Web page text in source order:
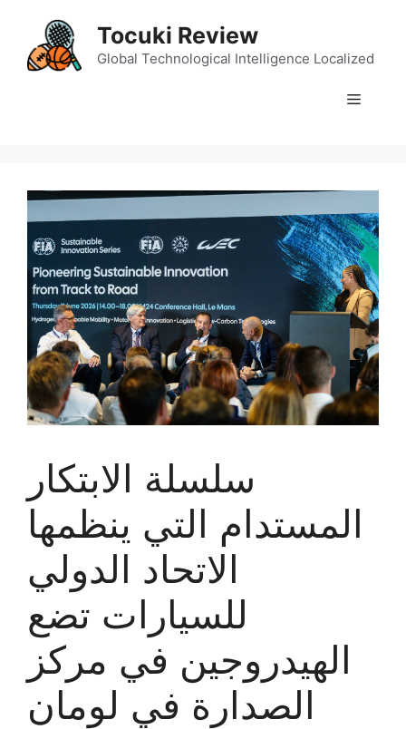
content
Tocuki Review
Global Technological Intelligence Localized
Menu
سلسلة الابتكار
المستدام التي ينظمها
الاتحاد الدولي
للسيارات تضع
الهيدروجين في مركز
الصدارة في لومان